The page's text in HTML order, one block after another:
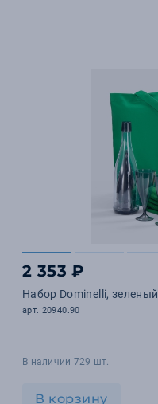
2 353 ₽
Набор Dominelli, зеленый
арт. 20940.90
В наличии 729 шт.
В корзину